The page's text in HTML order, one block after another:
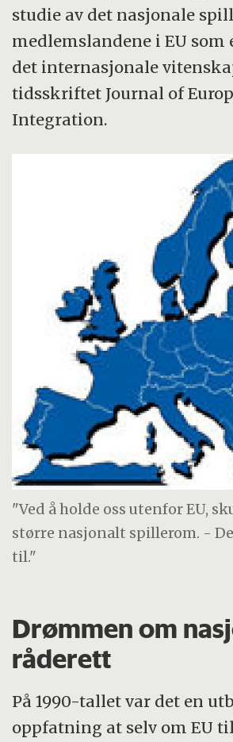
studie av det nasjonale
medlemslandene i EU som
det internasjonale
tidsskriftet Journal of
Integration.
"Ved å holde oss utenfor EU,
større nasjonalt spillerom. -
til."
Drømmen om
råderett
På 1990-tallet var det en
oppfatning at selv om EU